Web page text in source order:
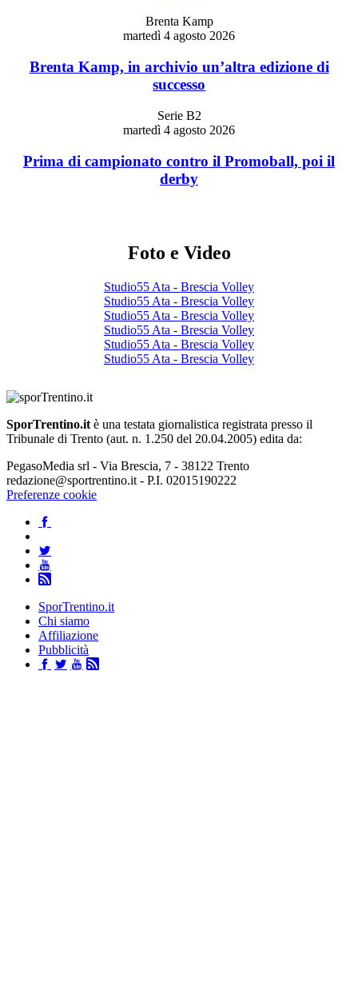
Brenta Kamp
martedì 4 agosto 2026
Brenta Kamp, in archivio un’altra edizione di
successo
Serie B2
martedì 4 agosto 2026
Prima di campionato contro il Promoball, poi il
derby
Foto e Video
Studio55 Ata - Brescia Volley
Studio55 Ata - Brescia Volley
Studio55 Ata - Brescia Volley
Studio55 Ata - Brescia Volley
Studio55 Ata - Brescia Volley
Studio55 Ata - Brescia Volley
SporTrentino.it è una testata giornalistica registrata presso il
Tribunale di Trento (aut. n. 1.250 del 20.04.2005) edita da:
PegasoMedia srl - Via Brescia, 7 - 38122 Trento
redazione@sportrentino.it - P.I. 02015190222
Preferenze cookie
SporTrentino.it
Chi siamo
Affiliazione
Pubblicità